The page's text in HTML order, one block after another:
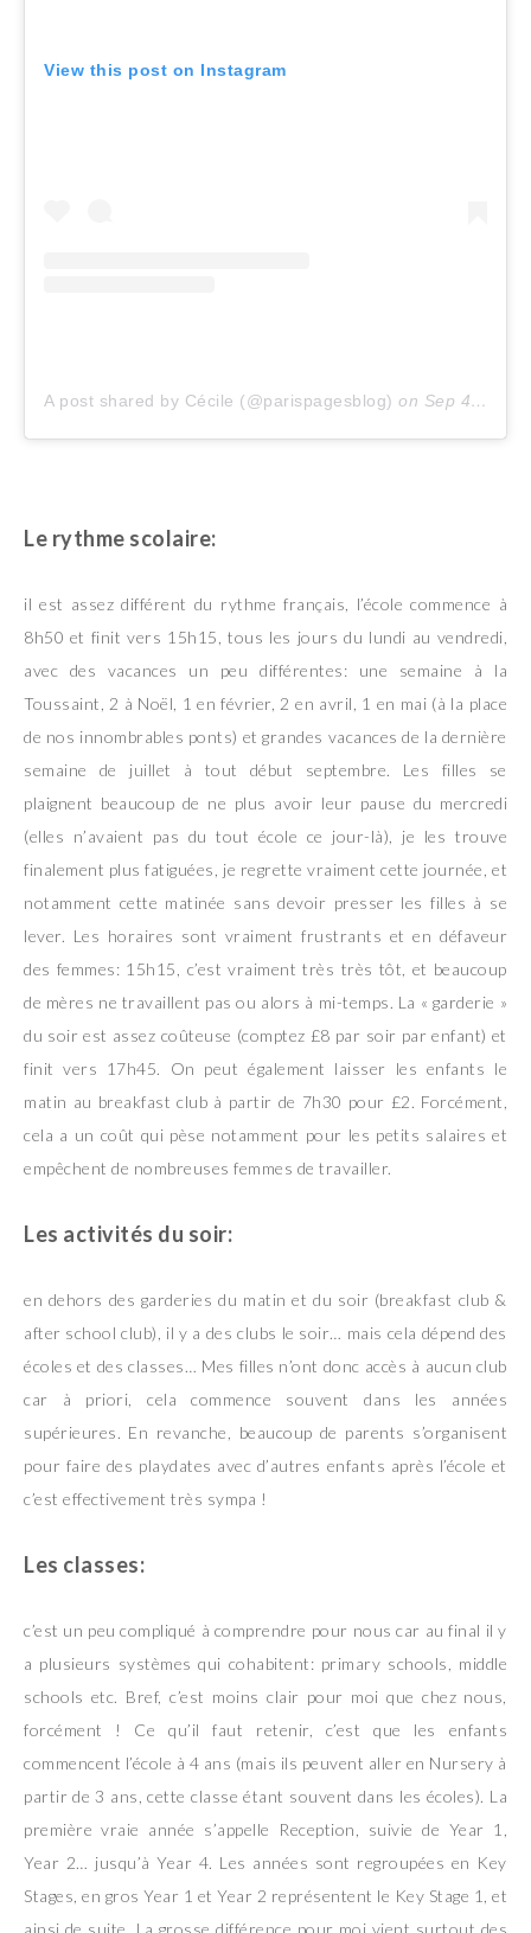
View this post on Instagram
A post shared by Cécile (@parispagesblog) on Sep 4, 2018 at 9:30am PDT
Le rythme scolaire:
il est assez différent du rythme français, l’école commence à
8h50 et finit vers 15h15, tous les jours du lundi au vendredi,
avec des vacances un peu différentes: une semaine à la
Toussaint, 2 à Noël, 1 en février, 2 en avril, 1 en mai (à la place
de nos innombrables ponts) et grandes vacances de la dernière
semaine de juillet à tout début septembre. Les filles se
plaignent beaucoup de ne plus avoir leur pause du mercredi
(elles n’avaient pas du tout école ce jour-là), je les trouve
finalement plus fatiguées, je regrette vraiment cette journée, et
notamment cette matinée sans devoir presser les filles à se
lever. Les horaires sont vraiment frustrants et en défaveur
des femmes: 15h15, c’est vraiment très très tôt, et beaucoup
de mères ne travaillent pas ou alors à mi-temps. La « garderie »
du soir est assez coûteuse (comptez £8 par soir par enfant) et
finit vers 17h45. On peut également laisser les enfants le
matin au breakfast club à partir de 7h30 pour £2. Forcément,
cela a un coût qui pèse notamment pour les petits salaires et
empêchent de nombreuses femmes de travailler.
Les activités du soir:
en dehors des garderies du matin et du soir (breakfast club &
after school club), il y a des clubs le soir… mais cela dépend des
écoles et des classes… Mes filles n’ont donc accès à aucun club
car à priori, cela commence souvent dans les années
supérieures. En revanche, beaucoup de parents s’organisent
pour faire des playdates avec d’autres enfants après l’école et
c’est effectivement très sympa !
Les classes:
c’est un peu compliqué à comprendre pour nous car au final il y
a plusieurs systèmes qui cohabitent: primary schools, middle
schools etc. Bref, c’est moins clair pour moi que chez nous,
forcément ! Ce qu’il faut retenir, c’est que les enfants
commencent l’école à 4 ans (mais ils peuvent aller en Nursery à
partir de 3 ans, cette classe étant souvent dans les écoles). La
première vraie année s’appelle Reception, suivie de Year 1,
Year 2… jusqu’à Year 4. Les années sont regroupées en Key
Stages, en gros Year 1 et Year 2 représentent le Key Stage 1, et
ainsi de suite. La grosse différence pour moi vient surtout des